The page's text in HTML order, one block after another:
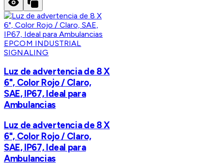
EPCOM INDUSTRIAL
SIGNALING
Luz de advertencia de 8 X
6", Color Rojo / Claro,
SAE, IP67, Ideal para
Ambulancias
Luz de advertencia de 8 X
6", Color Rojo / Claro,
SAE, IP67, Ideal para
Ambulancias